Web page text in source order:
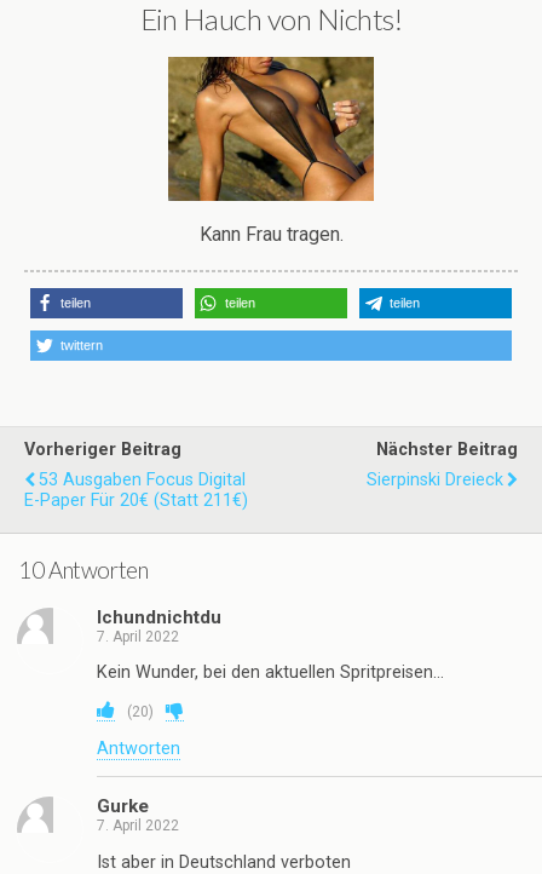
Ein Hauch von Nichts!
Kann Frau tragen.
teilen teilen teilen
twittern
Vorheriger Beitrag
53 Ausgaben Focus Digital
E-Paper Für 20€ (statt 211€)
Nächster Beitrag
Sierpinski Dreieck
10 Antworten
Ichundnichtdu
7. April 2022
Kein Wunder, bei den aktuellen Spritpreisen…
(20)
Antworten
Gurke
7. April 2022
Ist aber in Deutschland verboten